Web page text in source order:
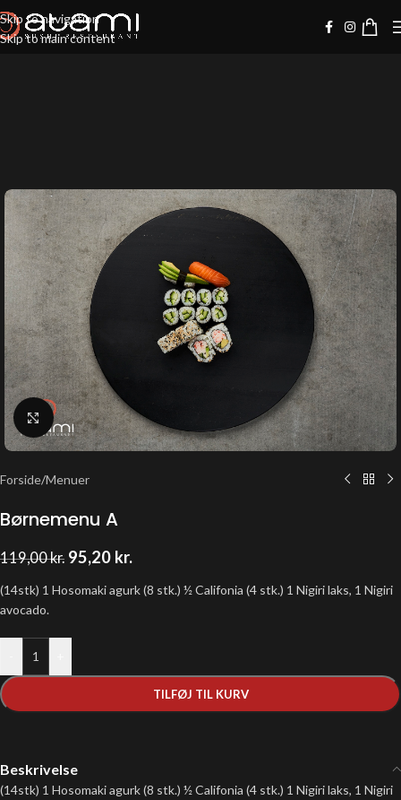
Skip to navigation
Skip to main content
-20%
Klik for at forstørre
Forside/Menuer
Børnemenu A
119,00kr. 95,20 kr.
(14stk) 1 Hosomaki agurk (8 stk.) ½ Califonia (4 stk.) 1 Nigiri laks, 1 Nigiri
avocado.
TILFØJ TIL KURV
Beskrivelse
(14stk) 1 Hosomaki agurk (8 stk.) ½ Califonia (4 stk.) 1 Nigiri laks, 1 Nigiri